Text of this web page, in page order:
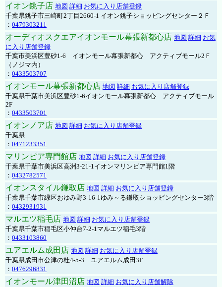
イオン銚子店 地図 詳細 お気に入り店舗登録
千葉県銚子市三崎町2丁目2660-1 イオン銚子ショッピングセンター２Ｆ
： 0479303211
オーディオスクエアイオンモール幕張新都心店 地図 詳細 お気
に入り店舗登録
千葉市美浜区豊砂1-6 イオンモール幕張新都心 アクティブモール2Ｆ
（ノジマ内）
： 0433503707
イオンモール幕張新都心店 地図 詳細 お気に入り店舗登録
千葉県千葉市美浜区豊砂1-6イオンモール幕張新都心 アクティブモール
2F
： 0433503701
イオンノア店 地図 詳細 お気に入り店舗登録
千葉県
： 0471233351
マリンピア専門館店 地図 詳細 お気に入り店舗登録
千葉県千葉市美浜区高洲3-21-1イオンマリンピア専門館1階
： 0432782571
イオンスタイル鎌取店 地図 詳細 お気に入り店舗登録
千葉県千葉市緑区おゆみ野3-16-1ゆみ～る鎌取ショッピングセンター3階
： 0432931931
マルエツ稲毛店 地図 詳細 お気に入り店舗登録
千葉県千葉市稲毛区小仲台7-2-1マルエツ稲毛3階
： 0433103860
ユアエルム成田店 地図 詳細 お気に入り店舗登録
千葉県成田市公津の杜4-5-3 ユアエルム成田3F
： 0476296831
イオンモール津田沼店 地図 詳細 お気に入り店舗解除